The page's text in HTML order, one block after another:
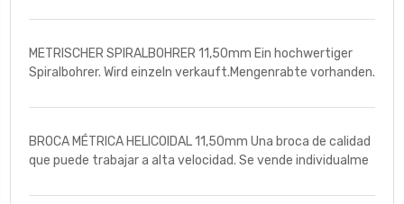
METRISCHER SPIRALBOHRER 11,50mm Ein hochwertiger
Spiralbohrer. Wird einzeln verkauft.Mengenrabte vorhanden.
BROCA MÉTRICA HELICOIDAL 11,50mm Una broca de calidad
que puede trabajar a alta velocidad. Se vende individualme